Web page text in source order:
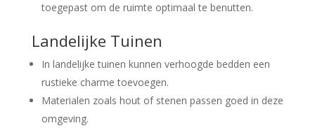
toegepast om de ruimte optimaal te benutten.
Landelijke Tuinen
In landelijke tuinen kunnen verhoogde bedden een
rustieke charme toevoegen.
Materialen zoals hout of stenen passen goed in deze
omgeving.